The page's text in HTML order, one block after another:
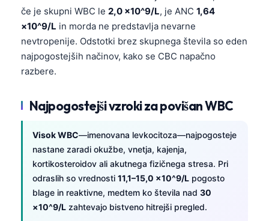
če je skupni WBC le 2,0 ×10^9/L, je ANC 1,64
×10^9/L in morda ne predstavlja nevarne
nevtropenije. Odstotki brez skupnega števila so eden
najpogostejših načinov, kako se CBC napačno
razbere.
Najpogostejši vzroki za povišan WBC
Visok WBC—imenovana levkocitoza—najpogosteje
nastane zaradi okužbe, vnetja, kajenja,
kortikosteroidov ali akutnega fizičnega stresa. Pri
odraslih so vrednosti 11,1–15,0 ×10^9/L pogosto
blage in reaktivne, medtem ko števila nad 30
×10^9/L zahtevajo bistveno hitrejši pregled.